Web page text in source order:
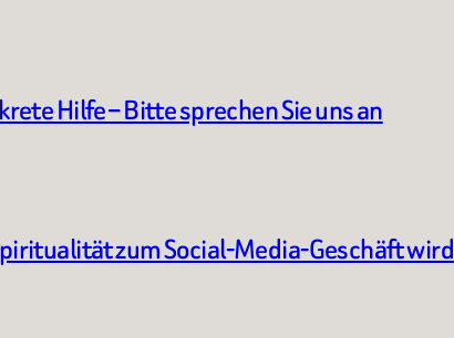
Hilfe – Bitte sprechen Sie uns an
zum Social-Media-Geschäft wird